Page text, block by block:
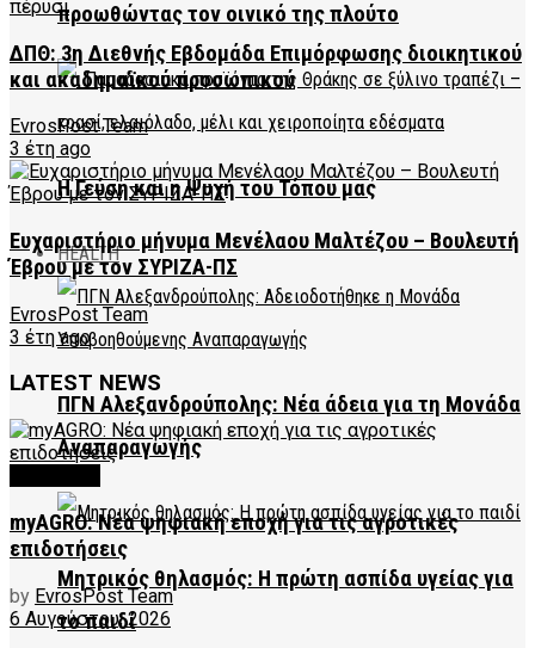
προωθώντας τον οινικό της πλούτο
Η Γεύση και η Ψυχή του Τόπου μας
HEALTH
ΠΓΝ Αλεξανδρούπολης: Νέα άδεια για τη Μονάδα
Αναπαραγωγής
Μητρικός θηλασμός: Η πρώτη ασπίδα υγείας για
το παιδί
ΔΠΘ: 3η Διεθνής Εβδομάδα Επιμόρφωσης διοικητικού
και ακαδημαϊκού προσωπικού
EvrosPost Team
3 έτη ago
Ευχαριστήριο μήνυμα Μενέλαου Μαλτέζου – Βουλευτή
Έβρου με τον ΣΥΡΙΖΑ-ΠΣ
EvrosPost Team
3 έτη ago
LATEST NEWS
myAGRO: Νέα ψηφιακή εποχή για τις αγροτικές
επιδοτήσεις
by EvrosPost Team
6 Αυγούστου, 2026